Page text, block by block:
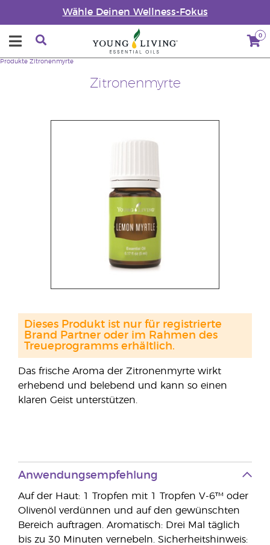
Wähle Deinen Wellness-Fokus
0
Zitronenmyrte
Produkte Zitronenmyrte
Das frische Aroma der Zitronenmyrte wirkt
erhebend und belebend und kann so einen
klaren Geist unterstützen.
Dieses Produkt ist nur für registrierte
Brand Partner oder im Rahmen des
Treueprogramms erhältlich.
Anwendungsempfehlung
Auf der Haut: 1 Tropfen mit 1 Tropfen V-6™ oder
Olivenöl verdünnen und auf den gewünschten
Bereich auftragen. Aromatisch: Drei Mal täglich
bis zu 30 Minuten vernebeln. Sicherheitshinweis: